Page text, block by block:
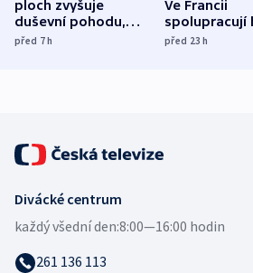
ploch zvyšuje
duševní pohodu,
ukázala
před 7h
Ve Francii
spolupracují
různých zemí
před 23h
Divácké centrum
každý všední den:8:00—16:00 hodin
261 136 113